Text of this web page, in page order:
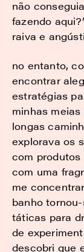
não
fazendo
raiva e
no entanto,
encontrar
estratégias
minhas
longas
explorava os
com produtos
com uma
me
banho
táticas para
de
descobri que